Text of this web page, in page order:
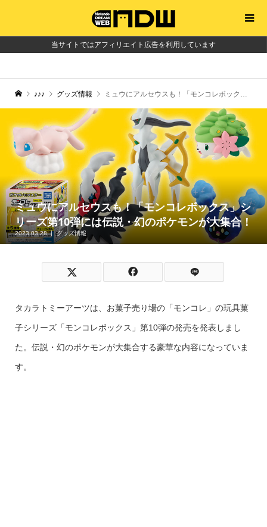
当サイトではアフィリエイト広告を利用しています
♪♪♪ グッズ情報 ミュウにアルセウスも！「モンコレボックス」シリーズ第10弾には伝説・幻のポケモンが大集合！
ミュウにアルセウスも！「モンコレボックス」シ
リーズ第10弾には伝説・幻のポケモンが大集合！
2023.03.28 グッズ情報
タカラトミーアーツは、お菓子売り場の「モンコレ」の玩具菓
子シリーズ「モンコレボックス」第10弾の発売を発表しまし
た。伝説・幻のポケモンが大集合する豪華な内容になっていま
す。